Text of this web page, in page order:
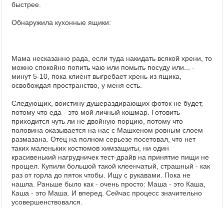
быстрее.
Обнаружила кухонные ящики:
Мама несказанно рада, если туда накидать всякой хрени, то
можно спокойно попить чаю или помыть посуду или... -
минут 5-10, пока клиент выгребает хрень из ящика,
освобождая пространство, у меня есть.
Следующих, воистину душераздирающих фоток не будет,
потому что еда - это мой личный кошмар. Готовить
приходится чуть ли не двойную порцию, потому что
половина оказывается на нас с Машхеном ровным слоем
размазана. Отец на полном серьезе посетовал, что нет
таких маленьких костюмов химзащиты, ни один
красивенький нагрудничек тест-драйв на принятие пищи не
прощел. Купили большой такой клеенчатый, страшный - как
раз от горла до пяток чтобы. Ищу с рукавами. Пока не
нашла. Раньше было как - очень просто: Маша - это Каша,
Каша - это Маша. И вперед. Сейчас процесс значительно
усовершенствовался.